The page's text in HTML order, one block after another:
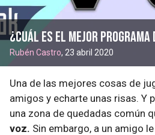
¿Cuál es el mejor programa
Rubén Castro, 23 abril 2020
Una de las mejores cosas de
amigos y echarte unas risas. Y
una zona de quedadas común
voz. Sin embargo, a un amigo